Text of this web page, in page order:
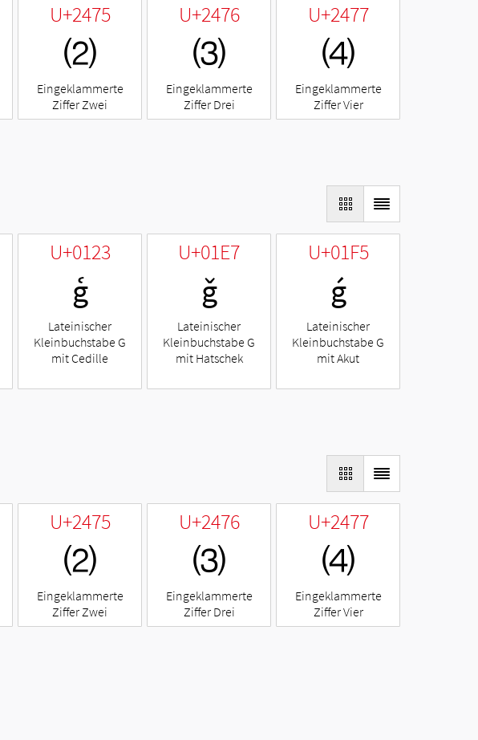
U+2475
⑵
Eingeklammerte
Ziffer Zwei
U+2476
⑶
Eingeklammerte
Ziffer Drei
U+2477
⑷
Eingeklammerte
Ziffer Vier
U+0123
ģ
Lateinischer
Kleinbuchstabe G
mit Cedille
U+01E7
ǧ
Lateinischer
Kleinbuchstabe G
mit Hatschek
U+01F5
ǵ
Lateinischer
Kleinbuchstabe G
mit Akut
U+2475
⑵
Eingeklammerte
Ziffer Zwei
U+2476
⑶
Eingeklammerte
Ziffer Drei
U+2477
⑷
Eingeklammerte
Ziffer Vier